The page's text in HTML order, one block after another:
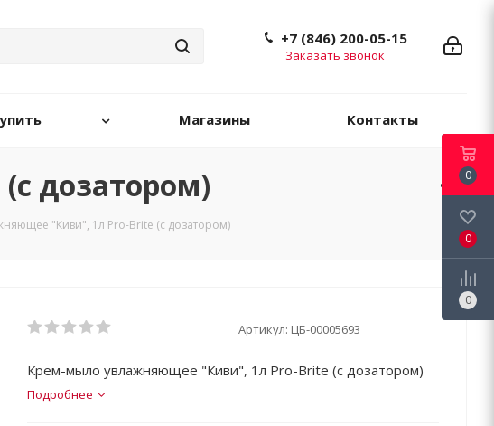
+7 (846) 200-05-15
Заказать звонок
Магазины Контакты
дозатором)
"Киви", 1л Pro-Brite (с дозатором)
Артикул: ЦБ-00005693
Крем-мыло увлажняющее "Киви", 1л Pro-Brite (с дозатором)
Подробнее
0
0
0